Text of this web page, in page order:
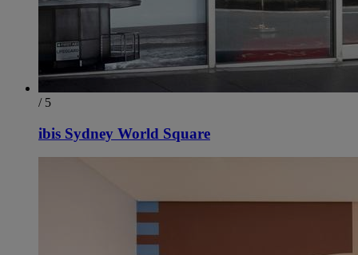
/ 5
ibis Sydney World Square